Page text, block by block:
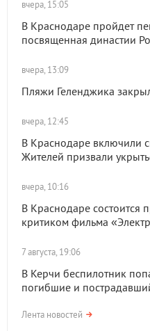
вчера, 15:05
В Краснодаре пройдет
посвященная династии
вчера, 13:09
Пляжи Геленджика
вчера, 12:45
В Краснодаре включили
Жителей призвали
вчера, 10:16
В Краснодаре состоится
критиком фильма
7 августа, 19:06
В Керчи беспилотник
погибшие и
Лента новостей